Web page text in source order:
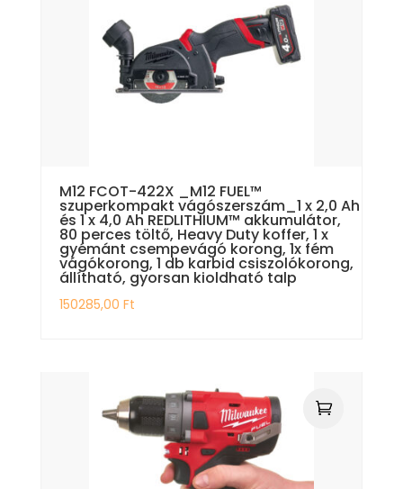
M12 FCOT-422X _M12 FUEL™
szuperkompakt vágószerszám_1 x 2,0 Ah
és 1 x 4,0 Ah REDLITHIUM™ akkumulátor,
80 perces töltő, Heavy Duty koffer, 1 x
gyémánt csempevágó korong, 1x fém
vágókorong, 1 db karbid csiszolókorong,
állítható, gyorsan kioldható talp
150285,00 Ft